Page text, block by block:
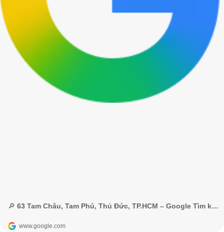
🔎 63 Tam Châu, Tam Phú, Thủ Đức, TP.HCM – Google Tìm kiếm
www.google.com